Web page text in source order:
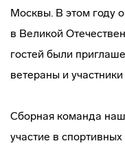
Москвы. В этом году
в Великой
гостей были
ветераны и
Сборная команда
участие в